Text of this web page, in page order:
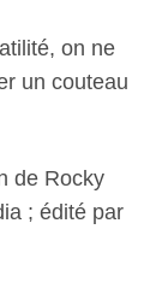
on ne
un couteau
de Rocky
; édité par